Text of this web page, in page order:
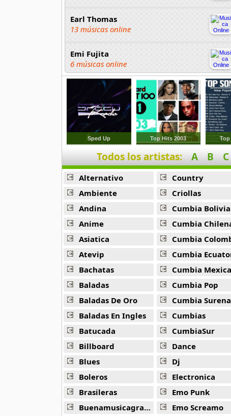
Earl Thomas
13 músicas online
Emi Fujita
6 músicas online
Fenix Jazz Band
15 músicas online
George Benson
10 músicas online
Guy Vadeleux
7 músicas online
Hugh Laurie
15 músicas online
Imany
12 músicas online
Jake Shimabukuro
9 músicas online
Jamala
15 músicas online
Javier Malosetti
12 músicas online
Jazz Tangeros
9 músicas online
10 músicas online
Sped Up Top Hits 2003 Top
Todos los artistas: A B C
Alternativo
Ambiente
Andina
Anime
Asiatica
Atevip
Bachatas
Baladas
Baladas De Oro
Baladas En Ingles
Batucada
Billboard
Blues
Boleros
Brasileras
Buenamusicagratis
Country
Criollas
Cumbia
Cumbia
Cumbia
Cumbia
Cumbia
Cumbia Pop
Cumbia Surena
Cumbias
CumbiaSur
Dance
Dj
Electronica
Emo Punk
Emo Screamo